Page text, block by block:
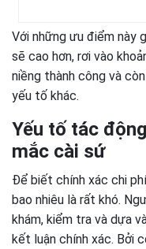
Với những ưu điểm này
sẽ cao hơn, rơi vào
niềng thành công và
yếu tố khác.
Yếu tố tác
mắc cài sứ
Để biết chính xác chi
bao nhiêu là rất khó.
khám, kiểm tra và dựa
kết luận chính xác. Bởi